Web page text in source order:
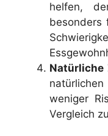
helfen,
besonders
Natürliche
weniger
Vergleich